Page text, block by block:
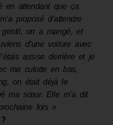
en attendant que ça
proposé d’attendre
on a mangé, et
d’une voiture avec
assise derrière et je
ma culotte en bas,
on était déjà le
ma sœur. Elle m’a dit
fois »